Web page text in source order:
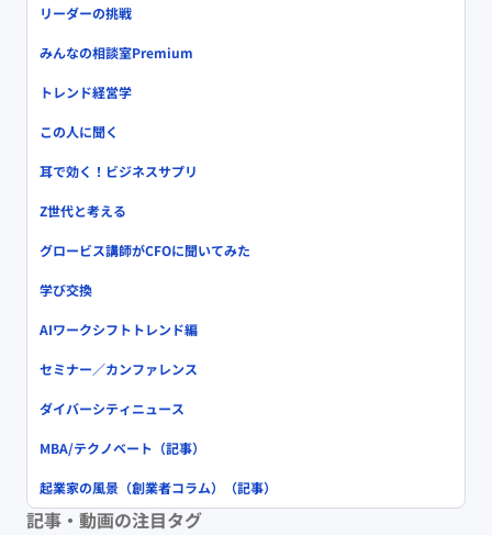
リーダーの挑戦
みんなの相談室Premium
トレンド経営学
この人に聞く
耳で効く！ビジネスサプリ
Z世代と考える
グロービス講師がCFOに聞いてみた
学び交換
AIワークシフトトレンド編
セミナー／カンファレンス
ダイバーシティニュース
MBA/テクノベート（記事）
起業家の風景（創業者コラム）（記事）
記事・動画の注目タグ